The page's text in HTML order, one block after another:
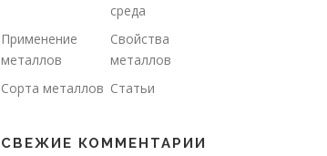
среда
Применение
металлов
Свойства
металлов
Сорта металлов Статьи
СВЕЖИЕ КОММЕНТАРИИ